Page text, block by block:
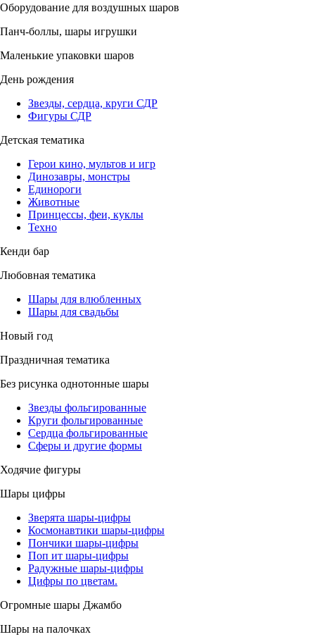
Оборудование для воздушных шаров
Панч-боллы, шары игрушки
Маленькие упаковки шаров
День рождения
Звезды, сердца, круги СДР
Фигуры СДР
Детская тематика
Герои кино, мультов и игр
Динозавры, монстры
Единороги
Животные
Принцессы, феи, куклы
Техно
Кенди бар
Любовная тематика
Шары для влюбленных
Шары для свадьбы
Новый год
Праздничная тематика
Без рисунка однотонные шары
Звезды фольгированные
Круги фольгированные
Сердца фольгированные
Сферы и другие формы
Ходячие фигуры
Шары цифры
Зверята шары-цифры
Космонавтики шары-цифры
Пончики шары-цифры
Поп ит шары-цифры
Радужные шары-цифры
Цифры по цветам.
Огромные шары Джамбо
Шары на палочках